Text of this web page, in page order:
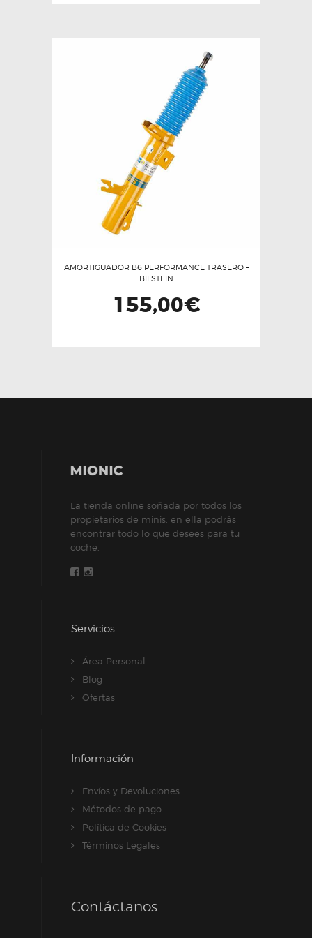
AMORTIGUADOR B6 PERFORMANCE TRASERO –
BILSTEIN
155,00€
La tienda online soñada por todos los
propietarios de minis, en ella podrás
encontrar todo lo que desees para tu
coche.
Servicios
Área Personal
Blog
Ofertas
Información
Envíos y Devoluciones
Métodos de pago
Política de Cookies
Términos Legales
Contáctanos